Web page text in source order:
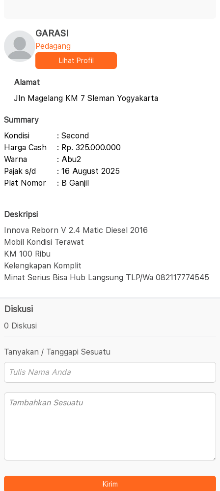
GARASI
Pedagang
Lihat Profil
Alamat
Jln Magelang KM 7 Sleman Yogyakarta
Summary
Kondisi
: Second
Harga Cash
: Rp. 325.000.000
Warna
: Abu2
Pajak s/d
: 16 August 2025
Plat Nomor
: B Ganjil
Deskripsi
Innova Reborn V 2.4 Matic Diesel 2016
Mobil Kondisi Terawat
KM 100 Ribu
Kelengkapan Komplit
Minat Serius Bisa Hub Langsung TLP/Wa 082117774545
Diskusi
0 Diskusi
Tanyakan / Tanggapi Sesuatu
Kirim